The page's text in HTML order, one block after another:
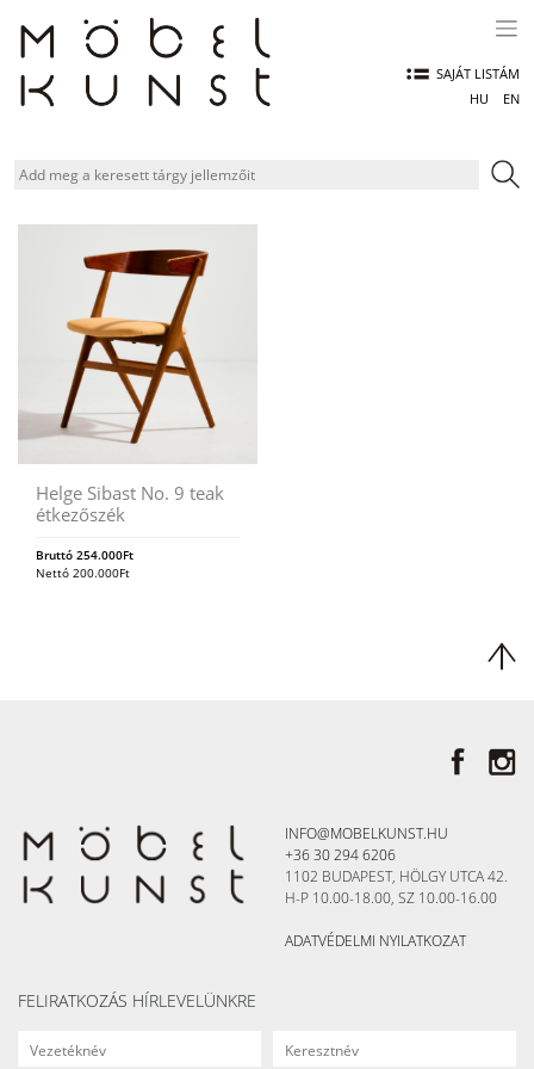
content
SAJÁT LISTÁM
HU
EN
Helge Sibast No. 9 teak
étkezőszék
Bruttó 254.000Ft
Nettó 200.000Ft
INFO@MOBELKUNST.HU
+36 30 294 6206
1102 BUDAPEST, HÖLGY UTCA 42.
H-P 10.00-18.00, SZ 10.00-16.00
ADATVÉDELMI NYILATKOZAT
FELIRATKOZÁS HÍRLEVELÜNKRE